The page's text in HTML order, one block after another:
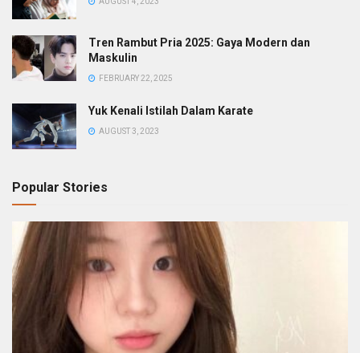
Tren Rambut Pria 2025: Gaya Modern dan
Maskulin
FEBRUARY 22, 2025
Yuk Kenali Istilah Dalam Karate
AUGUST 3, 2023
Popular Stories